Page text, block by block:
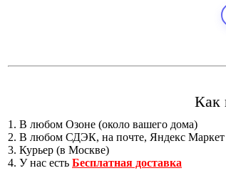
Как
1. В любом Озоне (около вашего дома)
2. В любом СДЭК, на почте, Яндекс Маркет
3. Курьер (в Москве)
4. У нас есть Бесплатная доставка